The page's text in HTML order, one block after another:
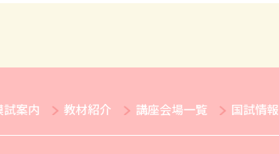
試案内 教材紹介 講座会場一覧 国試情報